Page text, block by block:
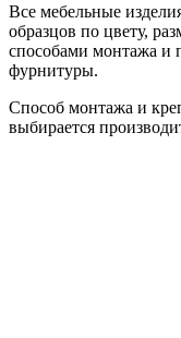
Все мебельные
образцов по цвету,
способами монтажа и
фурнитуры.
Способ монтажа и
выбирается